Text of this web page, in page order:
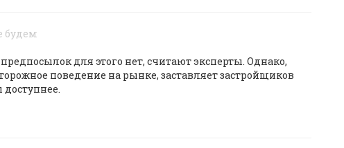
будем
для этого нет, считают эксперты. Однако,
поведение на рынке, заставляет застройщиков